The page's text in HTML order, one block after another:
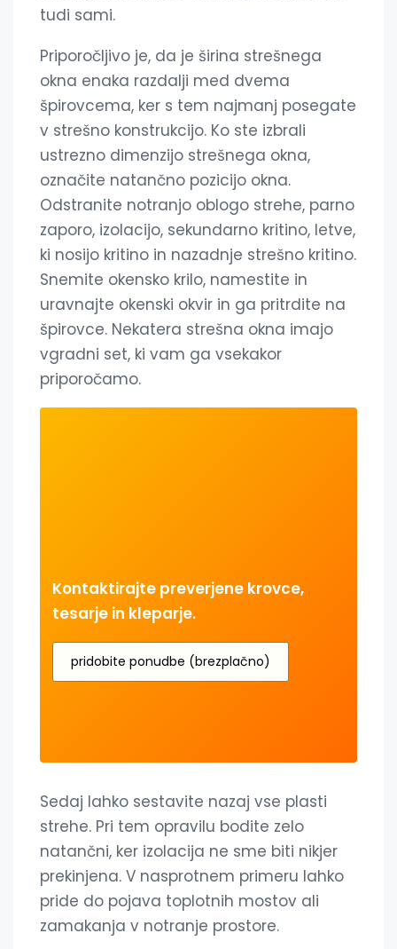
tudi sami.
Priporočljivo je, da je širina strešnega
okna enaka razdalji med dvema
špirovcema, ker s tem najmanj posegate
v strešno konstrukcijo. Ko ste izbrali
ustrezno dimenzijo strešnega okna,
označite natančno pozicijo okna.
Odstranite notranjo oblogo strehe, parno
zaporo, izolacijo, sekundarno kritino, letve,
ki nosijo kritino in nazadnje strešno kritino.
Snemite okensko krilo, namestite in
uravnajte okenski okvir in ga pritrdite na
špirovce. Nekatera strešna okna imajo
vgradni set, ki vam ga vsekakor
priporočamo.
Kontaktirajte preverjene krovce,
tesarje in kleparje.
pridobite ponudbe (brezplačno)
Sedaj lahko sestavite nazaj vse plasti
strehe. Pri tem opravilu bodite zelo
natančni, ker izolacija ne sme biti nikjer
prekinjena. V nasprotnem primeru lahko
pride do pojava toplotnih mostov ali
zamakanja v notranje prostore.